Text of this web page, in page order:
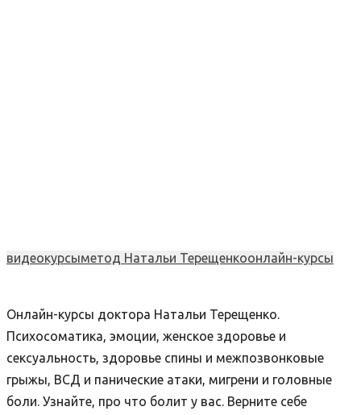
видеокурсыметод Натальи Терещенкоонлайн-курсы
Онлайн-курсы доктора Натальи Терещенко.
Психосоматика, эмоции, женское здоровье и
сексуальность, здоровье спины и межпозвонковые
грыжы, ВСД и панические атаки, мигрени и головные
боли. Узнайте, про что болит у вас. Верните себе